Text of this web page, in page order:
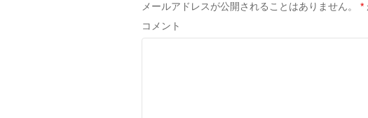
メールアドレスが公開されることはありません。 *
コメント